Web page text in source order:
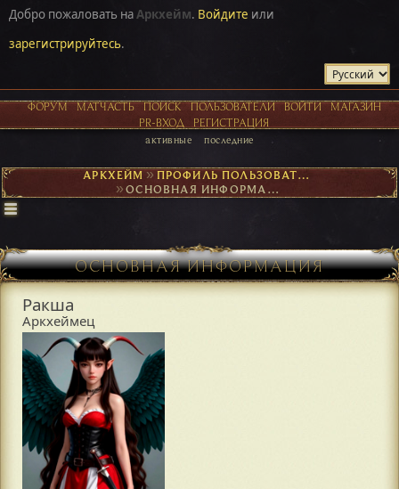
Добро пожаловать наАркхейм. Войдите или
зарегистрируйтесь.
ФОРУМ МАТЧАСТЬ ПОИСК ПОЛЬЗОВАТЕЛИ ВОЙТИ
МАГАЗИН
PR-ВХОД
РЕГИСТРАЦИЯ
активные последние
АРКХЕЙМ► ПРОФИЛЬ ПОЛЬЗОВАТЕЛЯ РАКША
► ОСНОВНАЯ ИНФОРМАЦИЯ
ОСНОВНАЯ ИНФОРМАЦИЯ
Ракша
Аркхеймец